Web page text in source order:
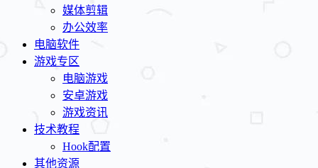
媒体剪辑
办公效率
电脑软件
游戏专区
电脑游戏
安卓游戏
游戏资讯
技术教程
Hook配置
其他资源